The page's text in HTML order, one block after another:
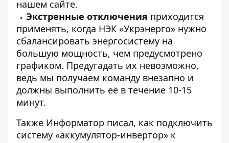
нашем сайте.
Экстренные отключения приходится
применять, когда НЭК «Укрэнерго» нужно
сбалансировать энергосистему на
большую мощность, чем предусмотрено
графиком. Предугадать их невозможно,
ведь мы получаем команду внезапно и
должны выполнить её в течение 10-15
минут.
Также Информатор писал, как подключить
систему «аккумулятор-инвертор» к